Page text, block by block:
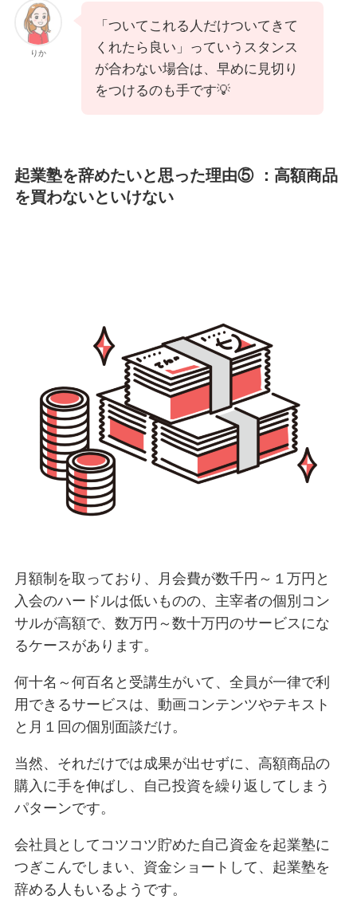
りか
「ついてこれる人だけついてきて
くれたら良い」っていうスタンス
が合わない場合は、早めに見切り
をつけるのも手です💡
起業塾を辞めたいと思った理由⑤ ：高額商品
を買わないといけない
月額制を取っており、月会費が数千円～１万円と
入会のハードルは低いものの、主宰者の個別コン
サルが高額で、数万円～数十万円のサービスにな
るケースがあります。
何十名～何百名と受講生がいて、全員が一律で利
用できるサービスは、動画コンテンツやテキスト
と月１回の個別面談だけ。
当然、それだけでは成果が出せずに、高額商品の
購入に手を伸ばし、自己投資を繰り返してしまう
パターンです。
会社員としてコツコツ貯めた自己資金を起業塾に
つぎこんでしまい、資金ショートして、起業塾を
辞める人もいるようです。